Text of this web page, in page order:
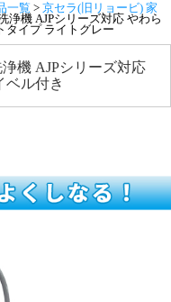
一覧 > 京セラ(旧リョービ) 家
浄機 AJPシリーズ対応 やわら
タイプ ライトグレー
機 AJPシリーズ対応
ベル付き